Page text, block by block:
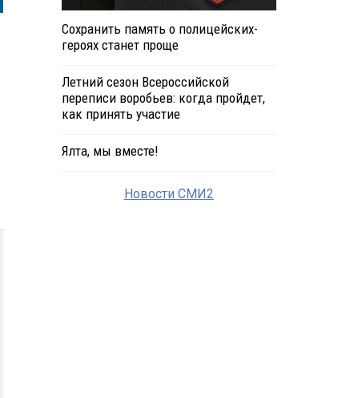
Сохранить память о полицейских-
героях станет проще
Летний сезон Всероссийской
переписи воробьев: когда пройдет,
как принять участие
Ялта, мы вместе!
Новости СМИ2